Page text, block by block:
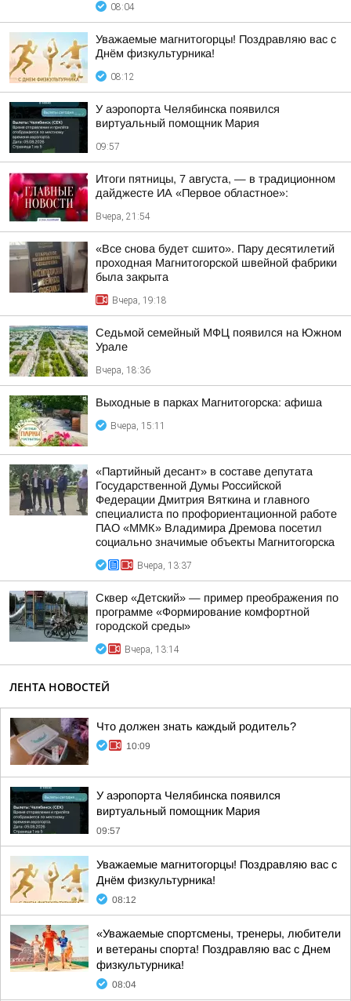
08:04
Уважаемые магнитогорцы! Поздравляю вас с
Днём физкультурника!
08:12
У аэропорта Челябинска появился
виртуальный помощник Мария
09:57
Итоги пятницы, 7 августа, — в традиционном
дайджесте ИА «Первое областное»:
Вчера, 21:54
«Все снова будет сшито». Пару десятилетий
проходная Магнитогорской швейной фабрики
была закрыта
Вчера, 19:18
Седьмой семейный МФЦ появился на Южном
Урале
Вчера, 18:36
Выходные в парках Магнитогорска: афиша
Вчера, 15:11
«Партийный десант» в составе депутата
Государственной Думы Российской
Федерации Дмитрия Вяткина и главного
специалиста по профориентационной работе
ПАО «ММК» Владимира Дремова посетил
социально значимые объекты Магнитогорска
Вчера, 13:37
Сквер «Детский» — пример преображения по
программе «Формирование комфортной
городской среды»
Вчера, 13:14
ЛЕНТА НОВОСТЕЙ
Что должен знать каждый родитель?
10:09
У аэропорта Челябинска появился
виртуальный помощник Мария
09:57
Уважаемые магнитогорцы! Поздравляю вас с
Днём физкультурника!
08:12
«Уважаемые спортсмены, тренеры, любители
и ветераны спорта! Поздравляю вас с Днем
физкультурника!
08:04